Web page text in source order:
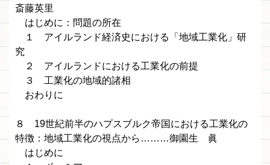
斎藤英里
はじめに：問題の所在
１ アイルランド経済史における「地域工業化」研
究
２ アイルランドにおける工業化の前提
３ 工業化の地域的諸相
おわりに
８ 19世紀前半のハプスブルク帝国における工業化の
特徴：地域工業化の視点から………御園生 眞
はじめに